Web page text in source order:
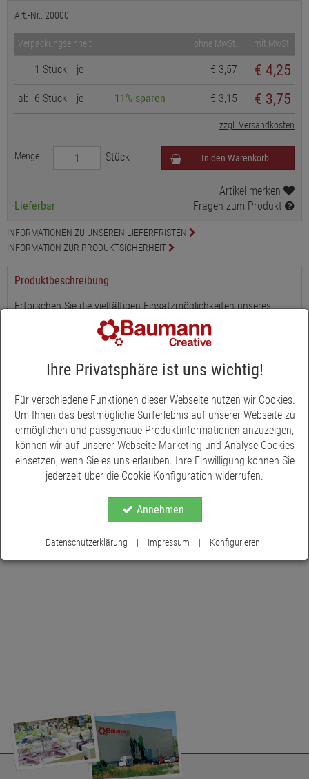
Art.-Nr.: 20000
Verpackungseinheit ohne MwSt. mit MwSt.
1 Stück je € 3,57 € 4,25
ab 6 Stück je 11% sparen € 3,15 € 3,75
zzgl. Versandkosten
Menge Stück In den Warenkorb
Lieferbar
Artikel merken
Fragen zum Produkt
INFORMATIONEN ZU UNSEREN LIEFERFRISTEN
INFORMATION ZUR PRODUKTSICHERHEIT
Produktbeschreibung
Erforschen Sie die vielfältigen Einsatzmöglichkeiten unseres
Holztabletts in Naturholz, das Ihre Möglichkeiten zur
Raumgestaltung bereichert. Egal, ob Sie es als Blickfang im
Halter für Kerzen nutzen - dieses Tablett bietet vielseitige
Verwendungszwecke. Es eignet sich hervorragend dazu, eine
behagliche Stimmung zu erzeugen, indem Sie es mit saisonalen
Dekorationen und Lichterketten dekorieren. Das klassische
Design und die warme Holzoptik bringen eine natürliche Eleganz
in jeden Raum. Verfügbar in drei Größen, finden Sie sicher das
perfekte Tablett für Ihr Zuhause.
Ihre Privatsphäre ist uns wichtig!
Für verschiedene Funktionen dieser Webseite nutzen wir Cookies.
Um Ihnen das bestmögliche Surferlebnis auf unserer Webseite zu
ermöglichen und passgenaue Produktinformationen anzuzeigen,
können wir auf unserer Webseite Marketing und Analyse Cookies
einsetzen, wenn Sie es uns erlauben. Ihre Einwilligung können Sie
jederzeit über die Cookie Konfiguration widerrufen.
Annehmen
Datenschutzerklärung | Impressum | Konfigurieren